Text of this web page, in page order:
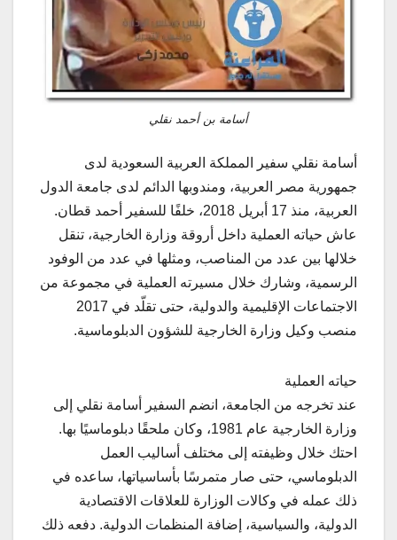
أسامة بن أحمد نقلي
أسامة نقلي سفير المملكة العربية السعودية لدى
جمهورية مصر العربية، ومندوبها الدائم لدى جامعة الدول
العربية، منذ 17 أبريل 2018، خلفًا للسفير أحمد قطان.
عاش حياته العملية داخل أروقة وزارة الخارجية، تنقل
خلالها بين عدد من المناصب، ومثلها في عدد من الوفود
الرسمية، وشارك خلال مسيرته العملية في مجموعة من
الاجتماعات الإقليمية والدولية، حتى تقلّد في 2017
منصب وكيل وزارة الخارجية للشؤون الدبلوماسية.
حياته العملية
عند تخرجه من الجامعة، انضم السفير أسامة نقلي إلى
وزارة الخارجية عام 1981، وكان ملحقًا دبلوماسيًا بها.
احتك خلال وظيفته إلى مختلف أساليب العمل
الدبلوماسي، حتى صار متمرسًا بأساسياتها، ساعده في
ذلك عمله في وكالات الوزارة للعلاقات الاقتصادية
الدولية، والسياسية، إضافة المنظمات الدولية. دفعه ذلك